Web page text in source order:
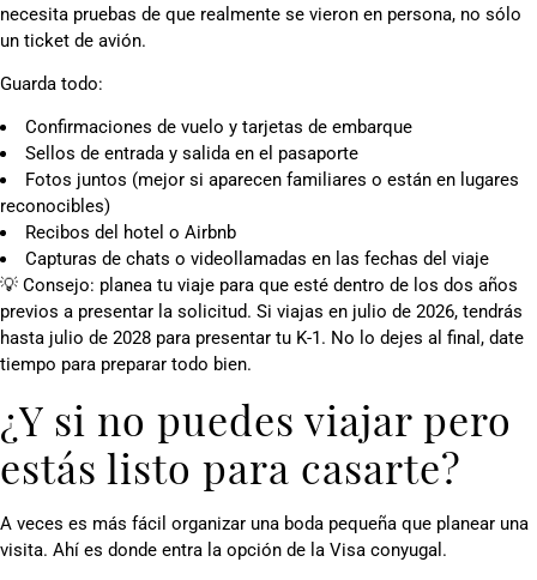
necesita pruebas de que realmente se vieron en persona, no sólo
un ticket de avión.
Guarda todo:
Confirmaciones de vuelo y tarjetas de embarque
Sellos de entrada y salida en el pasaporte
Fotos juntos (mejor si aparecen familiares o están en lugares
reconocibles)
Recibos del hotel o Airbnb
Capturas de chats o videollamadas en las fechas del viaje
💡 Consejo: planea tu viaje para que esté dentro de los dos años
previos a presentar la solicitud. Si viajas en julio de 2026, tendrás
hasta julio de 2028 para presentar tu K-1. No lo dejes al final, date
tiempo para preparar todo bien.
¿Y si no puedes viajar pero
estás listo para casarte?
A veces es más fácil organizar una boda pequeña que planear una
visita. Ahí es donde entra la opción de la Visa conyugal.